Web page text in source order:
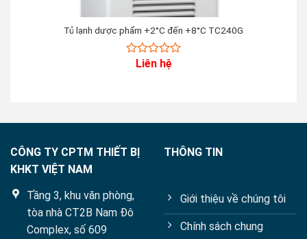
Tủ lạnh dược phẩm +2°C đến +8°C TC240G
Liên hệ
CÔNG TY CPTM THIẾT BỊ
KHKT VIỆT NAM
Tầng 3, khu văn phòng,
tòa nhà CT2B Nam Đô
Complex, số 609
THÔNG TIN
Giới thiệu về chúng tôi
Chính sách chung